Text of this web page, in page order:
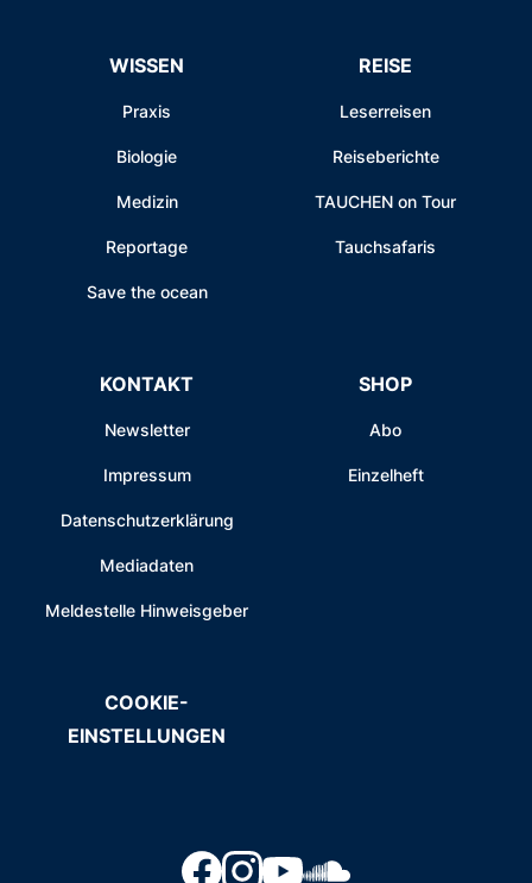
WISSEN
Praxis
Biologie
Medizin
Reportage
Save the ocean
REISE
Leserreisen
Reiseberichte
TAUCHEN on Tour
Tauchsafaris
KONTAKT
Newsletter
Impressum
Datenschutzerklärung
Mediadaten
Meldestelle Hinweisgeber
SHOP
Abo
Einzelheft
COOKIE-
EINSTELLUNGEN